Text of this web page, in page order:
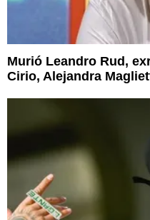
Murió Leandro Rud,
Cirio, Alejandra